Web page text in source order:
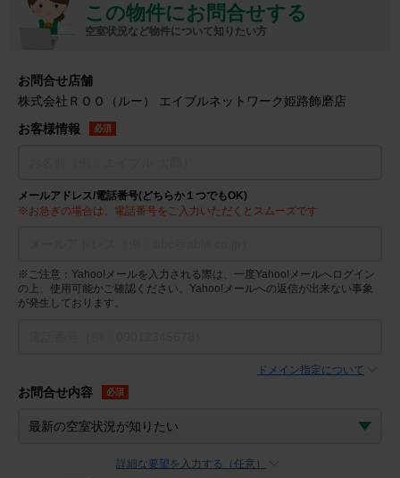
この物件にお問合せする
空室状況など物件について知りたい方
お問合せ店舗
株式会社ＲＯＯ（ルー） エイブルネットワーク姫路飾磨店
お客様情報
必須
メールアドレス/電話番号(どちらか１つでもOK)
※お急ぎの場合は、電話番号をご入力いただくとスムーズです
※ご注意：Yahoo!メールを入力される際は、一度Yahoo!メールへログイン
の上、使用可能かご確認ください。Yahoo!メールへの返信が出来ない事象
が発生しております。
ドメイン指定について
お問合せ内容 必須
詳細な要望を入力する（任意）